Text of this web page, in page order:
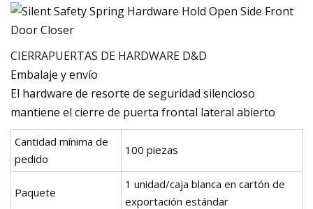
CIERRAPUERTAS DE HARDWARE D&D
Embalaje y envío
El hardware de resorte de seguridad silencioso
mantiene el cierre de puerta frontal lateral abierto
Cantidad mínima de
pedido
100 piezas
Paquete
1 unidad/caja blanca en cartón de
exportación estándar